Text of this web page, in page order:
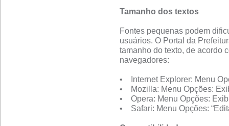
Tamanho dos textos
Fontes pequenas podem
usuários. O Portal da
tamanho do texto, de acordo
navegadores:
• Internet Explorer: Menu
• Mozilla: Menu Opções:
• Opera: Menu Opções:
• Safari: Menu Opções: